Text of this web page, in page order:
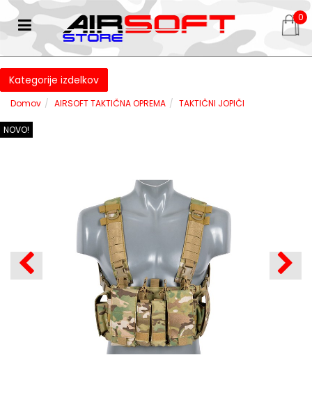
0
Kategorije izdelkov
Domov AIRSOFT TAKTIČNA OPREMA TAKTIČNI JOPIČI
NOVO!